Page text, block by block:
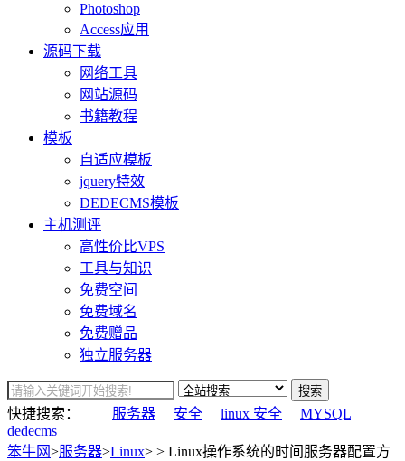
Photoshop
Access应用
源码下载
网络工具
网站源码
书籍教程
模板
自适应模板
jquery特效
DEDECMS模板
主机测评
高性价比VPS
工具与知识
免费空间
免费域名
免费赠品
独立服务器
搜索
快捷搜索： 服务器 安全 linux 安全
MYSQL
dedecms
笨牛网>服务器>Linux> > Linux操作系统的时间服务器配置方